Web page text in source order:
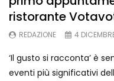
ristorante
REDAZIONE 4
‘Il gusto si racconta’ è
eventi più significativi